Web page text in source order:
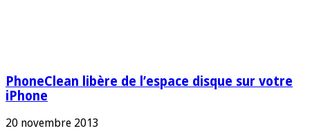
PhoneClean libère de l’espace disque sur votre
iPhone
20 novembre 2013